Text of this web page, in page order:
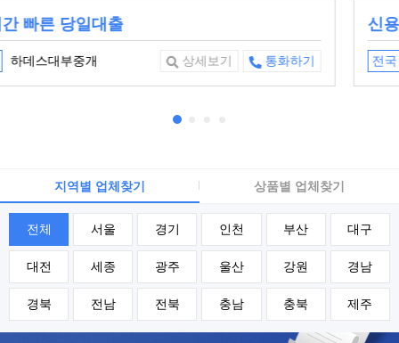
신용보다신뢰를우선
전국 한결대부중개 상세보기 통화하기
지역별 업체찾기 상품별 업체찾기
전체 서울 경기 인천 부산 대구
대전 세종 광주 울산 강원 경남
경북 전남 전북 충남 충북 제주